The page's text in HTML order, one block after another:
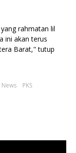
rahmatan lil
ini akan terus
Barat," tutup
News
PKS